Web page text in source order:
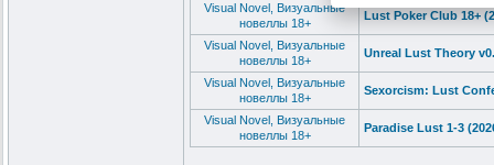
Visual Novel, Визуальные
новеллы 18+
Lust Poker Club 18+
Visual Novel, Визуальные
новеллы 18+
Unreal Lust Theory
Visual Novel, Визуальные
новеллы 18+
Sexorcism: Lust
Visual Novel, Визуальные
новеллы 18+
Paradise Lust 1-3